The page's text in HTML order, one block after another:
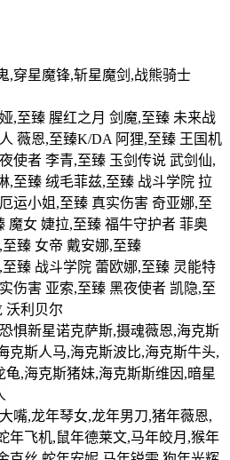
,穿星魔锋,斩星魔剑,战熊骑士
,至臻 腥红之月 剑魔,至臻 未来战
薇恩,至臻K/DA 阿狸,至臻 王国机
使者 李青,至臻 玉剑传说 武剑仙,
,至臻 绒毛菲兹,至臻 战斗学院 拉
运小姐,至臻 真实伤害 奇亚娜,至
魔女 婕拉,至臻 福牛守护者 菲奥
臻 女帝 戴安娜,至臻
臻 战斗学院 蕾欧娜,至臻 灵能特
伤害 亚索,至臻 黑夜使者 凯隐,至
沃利贝尔
惧新星诺克萨斯,摄魂薇恩,海克斯
克斯人马,海克斯波比,海克斯牛头,
龟,海克斯猪妹,海克斯斯维因,暗星
嘴,龙年琴女,龙年男刀,猪年薇恩,
年飞机,鼠年德莱文,马年皎月,猴年